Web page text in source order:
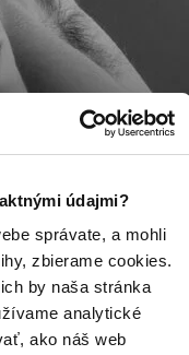
údajmi?
správate, a mohli
zbierame cookies.
by naša stránka
analytické
ako náš web